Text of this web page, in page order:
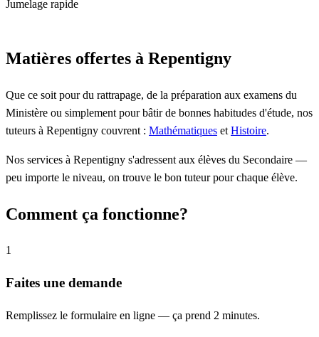
Jumelage rapide
Matières offertes à Repentigny
Que ce soit pour du rattrapage, de la préparation aux examens du
Ministère ou simplement pour bâtir de bonnes habitudes d'étude, nos
tuteurs à Repentigny couvrent : Mathématiques et Histoire.
Nos services à Repentigny s'adressent aux élèves du Secondaire —
peu importe le niveau, on trouve le bon tuteur pour chaque élève.
Comment ça fonctionne?
1
Faites une demande
Remplissez le formulaire en ligne — ça prend 2 minutes.